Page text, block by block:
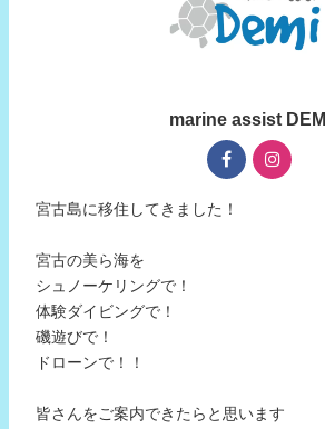
marine assist DEMI
宮古島に移住してきました！
宮古の美ら海を
シュノーケリングで！
体験ダイビングで！
磯遊びで！
ドローンで！！
皆さんをご案内できたらと思います